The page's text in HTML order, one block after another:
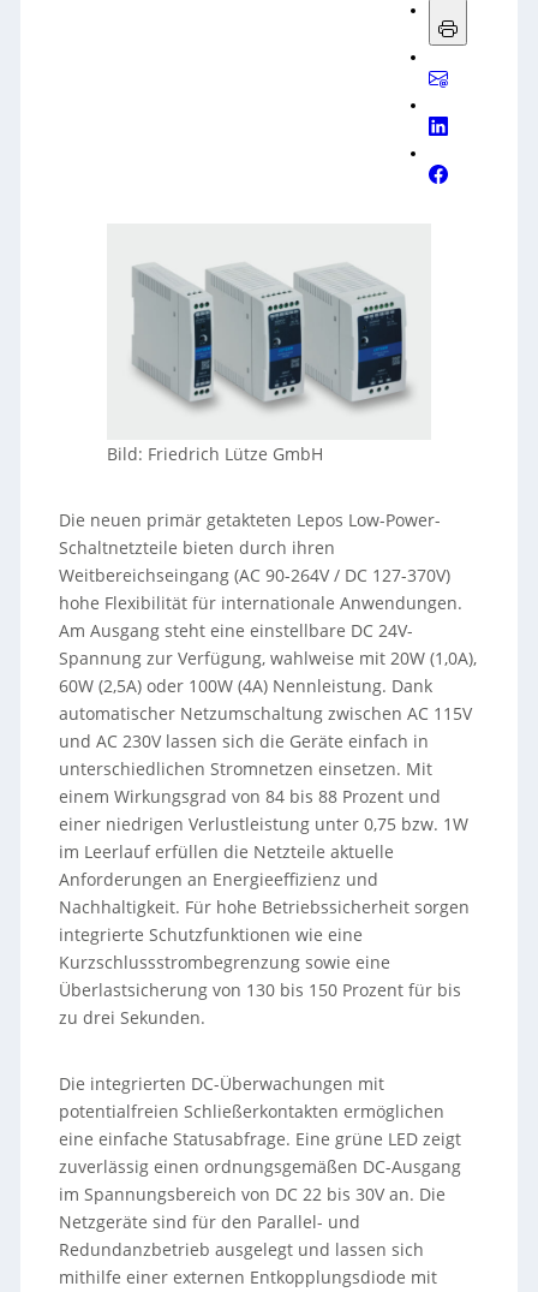
Bild: Friedrich Lütze GmbH
Die neuen primär getakteten Lepos Low-Power-
Schaltnetzteile bieten durch ihren
Weitbereichseingang (AC 90-264V / DC 127-370V)
hohe Flexibilität für internationale Anwendungen.
Am Ausgang steht eine einstellbare DC 24V-
Spannung zur Verfügung, wahlweise mit 20W (1,0A),
60W (2,5A) oder 100W (4A) Nennleistung. Dank
automatischer Netzumschaltung zwischen AC 115V
und AC 230V lassen sich die Geräte einfach in
unterschiedlichen Stromnetzen einsetzen. Mit
einem Wirkungsgrad von 84 bis 88 Prozent und
einer niedrigen Verlustleistung unter 0,75 bzw. 1W
im Leerlauf erfüllen die Netzteile aktuelle
Anforderungen an Energieeffizienz und
Nachhaltigkeit. Für hohe Betriebssicherheit sorgen
integrierte Schutzfunktionen wie eine
Kurzschlussstrombegrenzung sowie eine
Überlastsicherung von 130 bis 150 Prozent für bis
zu drei Sekunden.
Die integrierten DC-Überwachungen mit
potentialfreien Schließerkontakten ermöglichen
eine einfache Statusabfrage. Eine grüne LED zeigt
zuverlässig einen ordnungsgemäßen DC-Ausgang
im Spannungsbereich von DC 22 bis 30V an. Die
Netzgeräte sind für den Parallel- und
Redundanzbetrieb ausgelegt und lassen sich
mithilfe einer externen Entkopplungsdiode mit